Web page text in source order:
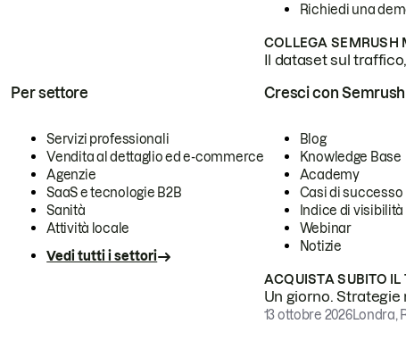
Richiedi una
COLLEGA SEMRUSH
Il dataset sul
Per settore
Servizi professionali
Vendita al dettaglio ed e-commerce
Agenzie
SaaS e tecnologie B2B
Sanità
Attività locale
Vedi tutti i settori
Cresci con Semrush
Blog
Knowledge Base
Academy
Casi di successo
Indice di visibilità
Webinar
Notizie
ACQUISTA SUBITO IL
Un giorno.
13 ottobre 2026Londra,